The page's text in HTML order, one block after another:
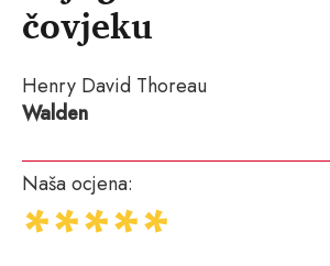
čovjeku
Henry David Thoreau
Walden
Naša ocjena: